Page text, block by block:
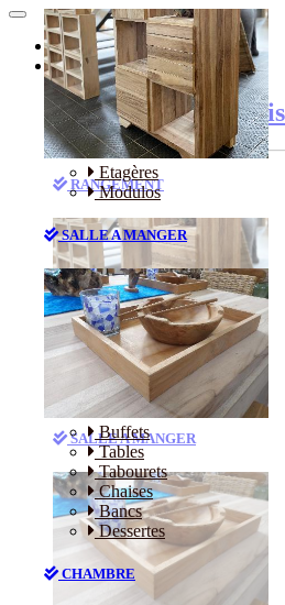
Etagères
Modulos
SALLE A MANGER
Buffets
Tables
Tabourets
Chaises
Bancs
Dessertes
CHAMBRE
Accueil
Catalogue
Le catalogue de
RANGEMENT
Etagères
Modulos
SALLE A MANGER